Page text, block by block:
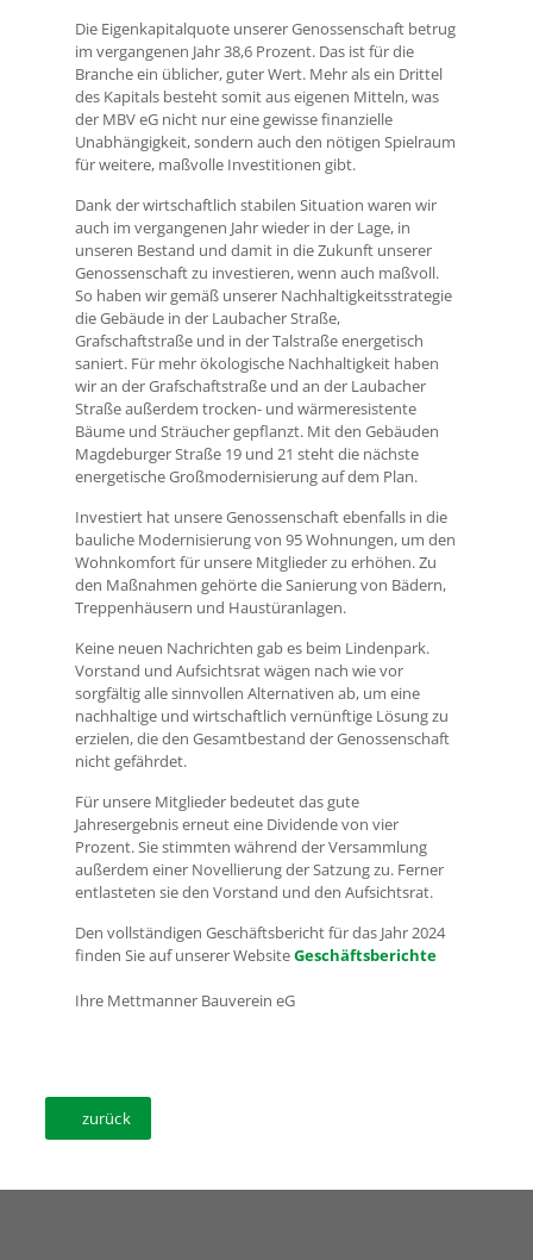
Die Eigenkapitalquote unserer Genossenschaft betrug
im vergangenen Jahr 38,6 Prozent. Das ist für die
Branche ein üblicher, guter Wert. Mehr als ein Drittel
des Kapitals besteht somit aus eigenen Mitteln, was
der MBV eG nicht nur eine gewisse finanzielle
Unabhängigkeit, sondern auch den nötigen Spielraum
für weitere, maßvolle Investitionen gibt.
Dank der wirtschaftlich stabilen Situation waren wir
auch im vergangenen Jahr wieder in der Lage, in
unseren Bestand und damit in die Zukunft unserer
Genossenschaft zu investieren, wenn auch maßvoll.
So haben wir gemäß unserer Nachhaltigkeitsstrategie
die Gebäude in der Laubacher Straße,
Grafschaftstraße und in der Talstraße energetisch
saniert. Für mehr ökologische Nachhaltigkeit haben
wir an der Grafschaftstraße und an der Laubacher
Straße außerdem trocken- und wärmeresistente
Bäume und Sträucher gepflanzt. Mit den Gebäuden
Magdeburger Straße 19 und 21 steht die nächste
energetische Großmodernisierung auf dem Plan.
Investiert hat unsere Genossenschaft ebenfalls in die
bauliche Modernisierung von 95 Wohnungen, um den
Wohnkomfort für unsere Mitglieder zu erhöhen. Zu
den Maßnahmen gehörte die Sanierung von Bädern,
Treppenhäusern und Haustüranlagen.
Keine neuen Nachrichten gab es beim Lindenpark.
Vorstand und Aufsichtsrat wägen nach wie vor
sorgfältig alle sinnvollen Alternativen ab, um eine
nachhaltige und wirtschaftlich vernünftige Lösung zu
erzielen, die den Gesamtbestand der Genossenschaft
nicht gefährdet.
Für unsere Mitglieder bedeutet das gute
Jahresergebnis erneut eine Dividende von vier
Prozent. Sie stimmten während der Versammlung
außerdem einer Novellierung der Satzung zu. Ferner
entlasteten sie den Vorstand und den Aufsichtsrat.
Den vollständigen Geschäftsbericht für das Jahr 2024
finden Sie auf unserer WebsiteGeschäftsberichte
Ihre Mettmanner Bauverein eG
zurück